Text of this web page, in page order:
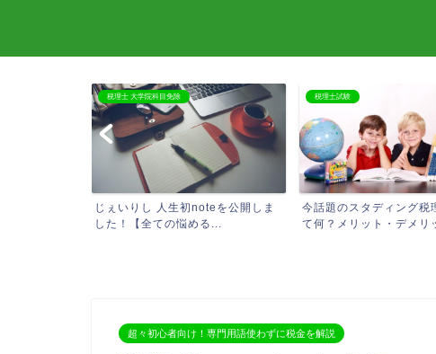
税理士 大学院科目免除
じぇいりし 人生初noteを公開しま
した！【全ての悩める...
税理士試験
今話題のスタディング税
て何？メリット・デメリ
超々初心者向け！専門用語使わずに税金を解説